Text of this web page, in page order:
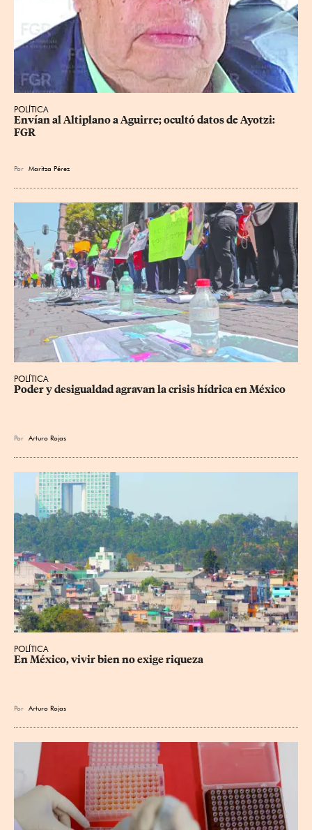
POLÍTICA
Envían al Altiplano a Aguirre; ocultó datos de Ayotzi:
FGR
Por Maritza Pérez
POLÍTICA
Poder y desigualdad agravan la crisis hídrica en México
Por Arturo Rojas
POLÍTICA
En México, vivir bien no exige riqueza
Por Arturo Rojas